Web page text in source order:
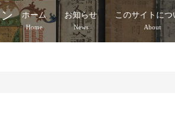
ホーム
Home
お知らせ
News
このサイトにつ
About